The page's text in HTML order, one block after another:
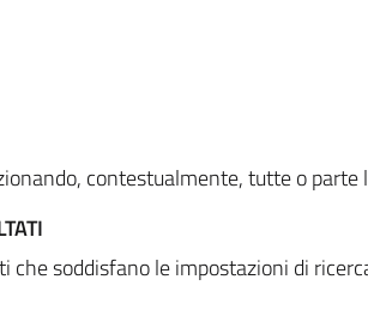
contestualmente, tutte o
soddisfano le impostazioni di